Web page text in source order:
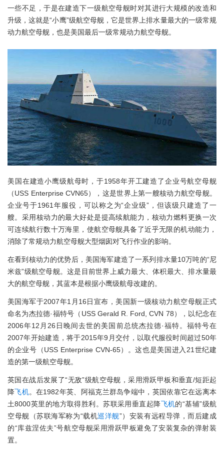
一些不足，于是在建造下一级航空母舰时对其进行大规模的改造和
升级，这就是“小鹰”级航空母舰，它是世界上排水量最大的一级常规
动力航空母舰，也是美国最后一级常规动力航空母舰。
美国在建造小鹰级航母时，于1958年开工建造了企业号航空母舰
（USS Enterprise CVN65），这是世界上第一艘核动力航空母舰。
企业号于1961年服役，可以称之为“企业级”，但该级只建造了一
艘。采用核动力的最大好处是提高续航能力，核动力燃料更换一次
可连续航行数十万海里，使航空母舰具备了近乎无限的机动能力，
消除了常规动力航空母舰大型烟囱对飞行作业的影响。
在看到核动力的优势后，美国海军建造了一系列排水量10万吨的“尼
米兹”级航空母舰。这是目前世界上威力最大、体积最大、排水量最
大的航空母舰，其蓝本是根据小鹰级航母改建的。
美国海军于2007年1月16日宣布，美国新一级核动力航空母舰正式
命名为杰拉德·福特号（USS Gerald R. Ford, CVN 78），以纪念在
2006年12月26日晚间去世的美国前总统杰拉德·福特。福特号在
2007年开始建造，将于2015年9月交付，以取代服役时间超过50年
的企业号（USS Enterprise CVN-65）。这也是美国进入21世纪建
造的第一级航空母舰。
英国在战后发展了“无敌”级航空母舰，采用滑跃甲板和垂直/短距起
降飞机。在1982年英、阿福克兰群岛争端中，英国依靠它在远离本
土8000英里的地方取得胜利。苏联采用垂直起降飞机的“基辅”级航
空母舰（苏联海军称为“载机巡洋舰”）安装有远程导弹，而后建成
的“库兹涅佐夫”号航空母舰采用滑跃甲板避免了安装复杂的弹射装
置。